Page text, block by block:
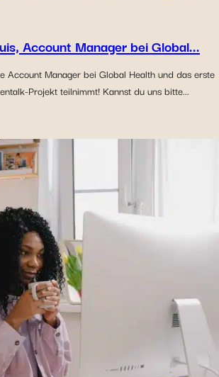
Account Manager bei Global...
Account Manager bei Global Health und das erste
Projekt teilnimmt! Kannst du uns bitte...